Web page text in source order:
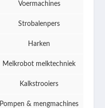
Voermachines
Strobalenpers
Harken
Melkrobot melktechniek
Kalkstrooiers
Pompen & mengmachines